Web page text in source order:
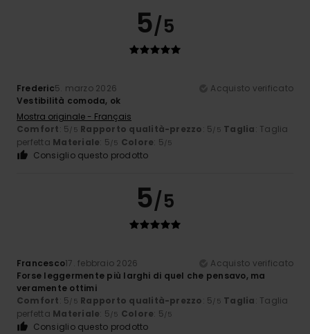
5/5
Frederic5. marzo 2026
Acquisto verificato
Vestibilità comoda, ok
Mostra originale - Français
Comfort: 5/5 Rapporto qualità-prezzo: 5/5 Taglia: Taglia
perfetta Materiale: 5/5 Colore: 5/5
Consiglio questo prodotto
5/5
Francesco17. febbraio 2026
Acquisto verificato
Forse leggermente più larghi di quel che pensavo, ma
veramente ottimi
Comfort: 5/5 Rapporto qualità-prezzo: 5/5 Taglia: Taglia
perfetta Materiale: 5/5 Colore: 5/5
Consiglio questo prodotto